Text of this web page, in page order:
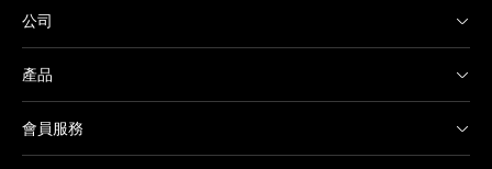
公司
產品
會員服務